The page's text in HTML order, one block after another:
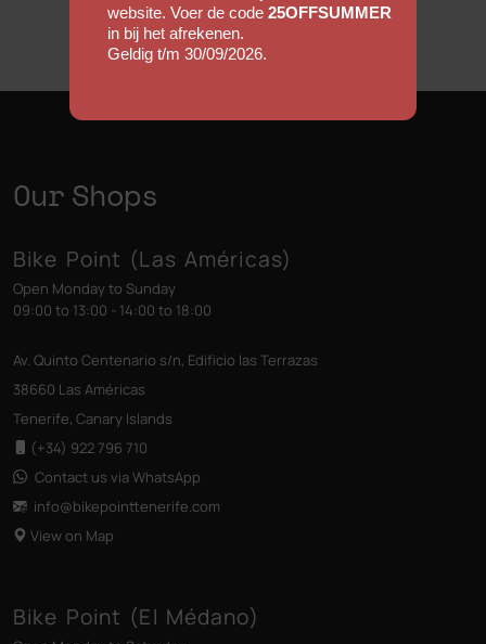
Our Shops
Bike Point (Las Américas)
Open Monday to Sunday
09:00 to 13:00 - 14:00 to 18:00
Av. Quinto Centenario s/n, Edificio las Terrazas
38660 Las Américas
Tenerife, Canary Islands
(+34) 922 796 710
Contact us via WhatsApp
info@bikepointtenerife.com
View on Map
Bike Point (El Médano)
website. Voer de code 25OFFSUMMER
in bij het afrekenen.
Geldig t/m 30/09/2026.